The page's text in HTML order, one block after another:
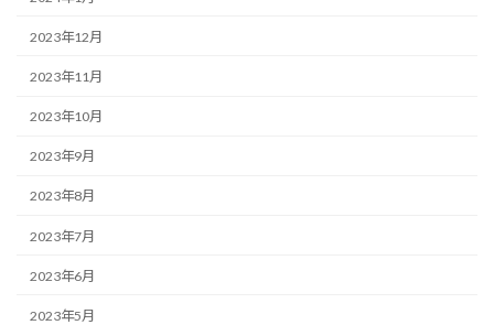
2023年12月
2023年11月
2023年10月
2023年9月
2023年8月
2023年7月
2023年6月
2023年5月